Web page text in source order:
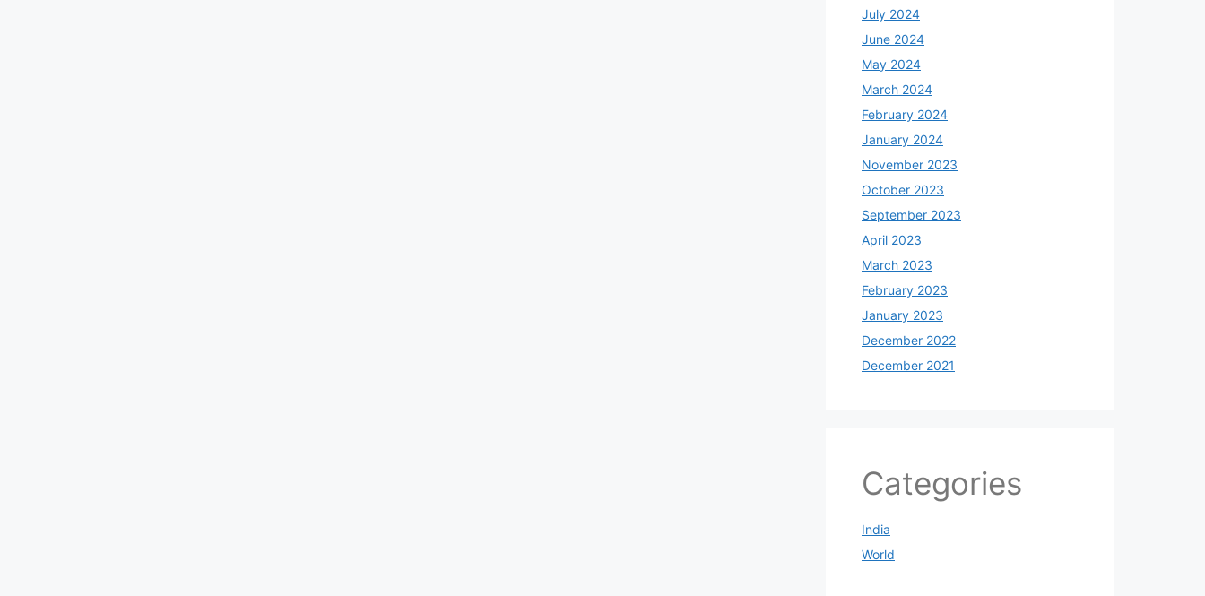
July 2024
June 2024
May 2024
March 2024
February 2024
January 2024
November 2023
October 2023
September 2023
April 2023
March 2023
February 2023
January 2023
December 2022
December 2021
Categories
India
World